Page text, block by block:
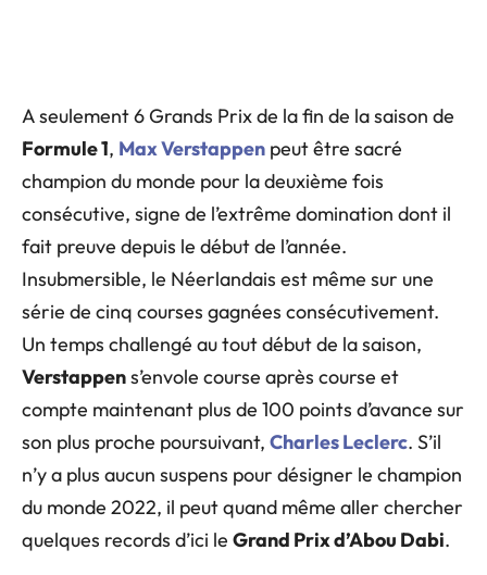
A seulement 6 Grands Prix de la fin de la saison de
Formule 1, Max Verstappen peut être sacré
champion du monde pour la deuxième fois
consécutive, signe de l’extrême domination dont il
fait preuve depuis le début de l’année.
Insubmersible, le Néerlandais est même sur une
série de cinq courses gagnées consécutivement.
Un temps challengé au tout début de la saison,
Verstappens’envole course après course et
compte maintenant plus de 100 points d’avance sur
son plus proche poursuivant, Charles Leclerc. S’il
n’y a plus aucun suspens pour désigner le champion
du monde 2022, il peut quand même aller chercher
quelques records d’ici le Grand Prix d’Abou Dabi.